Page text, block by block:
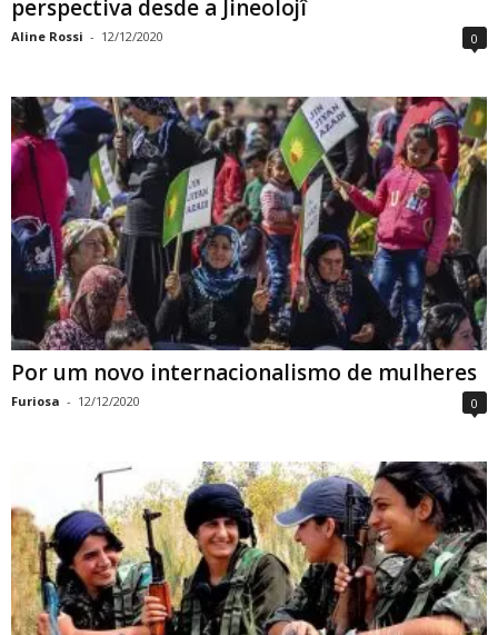
perspectiva desde a Jineolojî
Aline Rossi - 12/12/2020 0
Por um novo internacionalismo de mulheres
Furiosa - 12/12/2020 0